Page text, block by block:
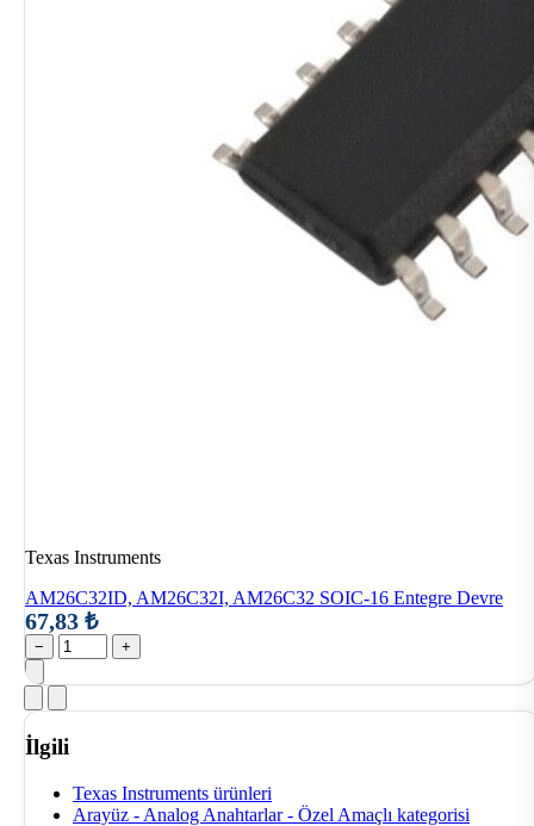
Texas Instruments
AM26C32ID, AM26C32I, AM26C32 SOIC-16 Entegre Devre
67,83 ₺
− +
İlgili
Texas Instruments ürünleri
Arayüz - Analog Anahtarlar - Özel Amaçlı kategorisi